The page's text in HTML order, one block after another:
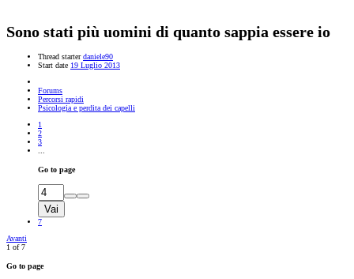
Sono stati più uomini di quanto sappia essere io
Thread starter daniele90
Start date 19 Luglio 2013
Forums
Percorsi rapidi
Psicologia e perdita dei capelli
1
2
3
Go to page
Vai
7
Avanti
1 of 7
Go to page